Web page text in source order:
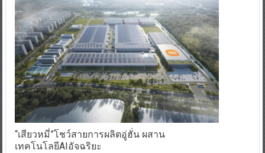
“เสียวหมี่”โชว์สายการผลิตอู่ฮั่น ผสาน
เทคโนโลยีAIอัจฉริยะ